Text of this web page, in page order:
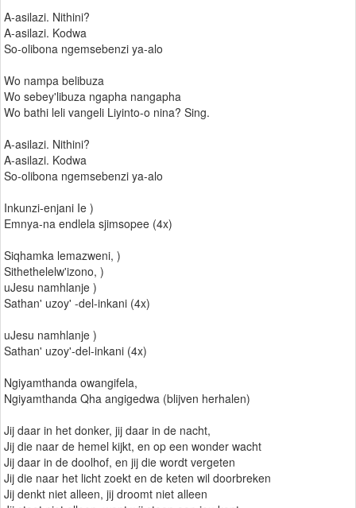
A-asilazi. Nithini?
A-asilazi. Kodwa
So-olibona ngemsebenzi ya-alo
Wo nampa belibuza
Wo sebey'libuza ngapha nangapha
Wo bathi leli vangeli Liyinto-o nina? Sing.
A-asilazi. Nithini?
A-asilazi. Kodwa
So-olibona ngemsebenzi ya-alo
Inkunzi-enjani Ie )
Emnya-na endlela sjimsopee (4x)
Siqhamka lemazweni, )
Sithethelelw'izono, )
uJesu namhlanje )
Sathan' uzoy' -del-inkani (4x)
uJesu namhlanje )
Sathan' uzoy'-del-inkani (4x)
Ngiyamthanda owangifela,
Ngiyamthanda Qha angigedwa (blijven herhalen)
Jij daar in het donker, jij daar in de nacht,
Jij die naar de hemel kijkt, en op een wonder wacht
Jij daar in de doolhof, en jij die wordt vergeten
Jij die naar het licht zoekt en de keten wil doorbreken
Jij denkt niet alleen, jij droomt niet alleen